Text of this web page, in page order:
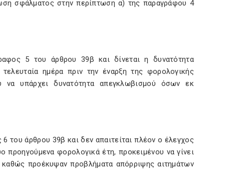
σφάλματος στην περίπτωση α) της παραγράφου 4
5 του άρθρου 39β και δίνεται η δυνατότητα
ημέρα πριν την έναρξη της φορολογικής
να υπάρχει δυνατότητα απεγκλωβισμού όσων εκ
του άρθρου 39β και δεν απαιτείται πλέον ο έλεγχος
φορολογικά έτη, προκειμένου να γίνει
προέκυψαν προβλήματα απόρριψης αιτημάτων